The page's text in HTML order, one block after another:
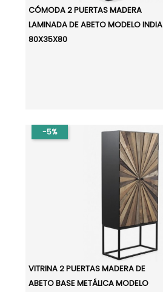
CÓMODA 2 PUERTAS MADERA
LAMINADA DE ABETO MODELO INDIA
80X35X80
VITRINA 2 PUERTAS MADERA DE
ABETO BASE METÁLICA MODELO
-5%